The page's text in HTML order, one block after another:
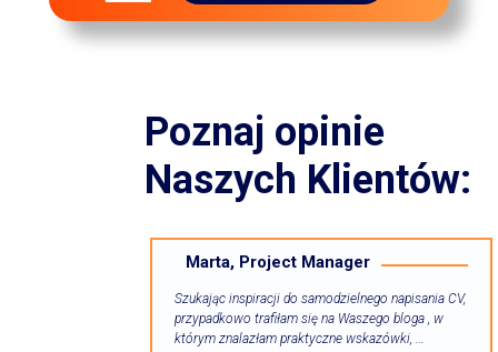
Poznaj opinie
Naszych Klientów:
Marta, Project Manager
Szukając inspiracji do samodzielnego napisania CV,
przypadkowo trafiłam się na Waszego bloga , w
którym znalazłam praktyczne wskazówki, …